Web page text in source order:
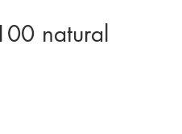
natural